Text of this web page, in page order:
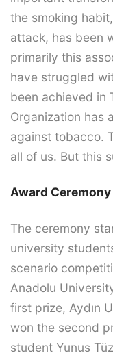
the smoking
attack, has been
primarily this
have struggled
been achieved in
Organization has
against tobacco.
all of us. But this
Award Ceremony
The ceremony
university
scenario
Anadolu
first prize, Aydın
won the second
student Yunus